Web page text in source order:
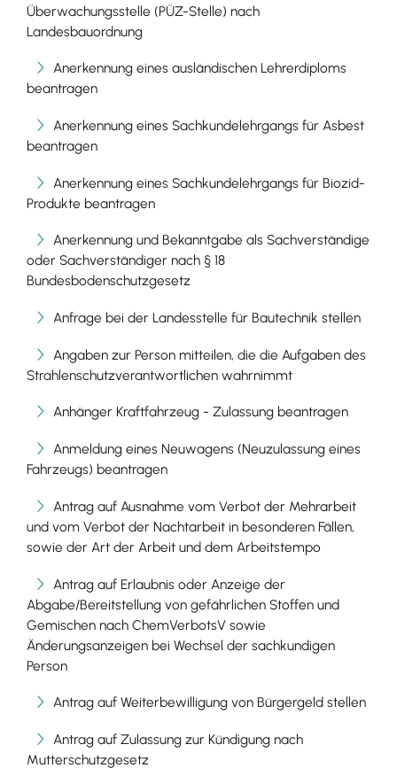
Überwachungsstelle (PÜZ-Stelle) nach
Landesbauordnung
Anerkennung eines ausländischen Lehrerdiploms
beantragen
Anerkennung eines Sachkundelehrgangs für Asbest
beantragen
Anerkennung eines Sachkundelehrgangs für Biozid-
Produkte beantragen
Anerkennung und Bekanntgabe als Sachverständige
oder Sachverständiger nach § 18
Bundesbodenschutzgesetz
Anfrage bei der Landesstelle für Bautechnik stellen
Angaben zur Person mitteilen, die die Aufgaben des
Strahlenschutzverantwortlichen wahrnimmt
Anhänger Kraftfahrzeug - Zulassung beantragen
Anmeldung eines Neuwagens (Neuzulassung eines
Fahrzeugs) beantragen
Antrag auf Ausnahme vom Verbot der Mehrarbeit
und vom Verbot der Nachtarbeit in besonderen Fällen,
sowie der Art der Arbeit und dem Arbeitstempo
Antrag auf Erlaubnis oder Anzeige der
Abgabe/Bereitstellung von gefährlichen Stoffen und
Gemischen nach ChemVerbotsV sowie
Änderungsanzeigen bei Wechsel der sachkundigen
Person
Antrag auf Weiterbewilligung von Bürgergeld stellen
Antrag auf Zulassung zur Kündigung nach
Mutterschutzgesetz